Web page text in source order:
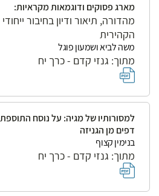
מארג פסוקים ודוגמאות מקראיות:
מהדורה, תיאור ודיון בחיבור
הקהירית
משה לביא ושמעון פוגל
מתוך: גנזי קדם - כרך יח
למסורותיו של מגיה: על נוסח
דפים מן הגניזה
בנימין קצוף
מתוך: גנזי קדם - כרך יח